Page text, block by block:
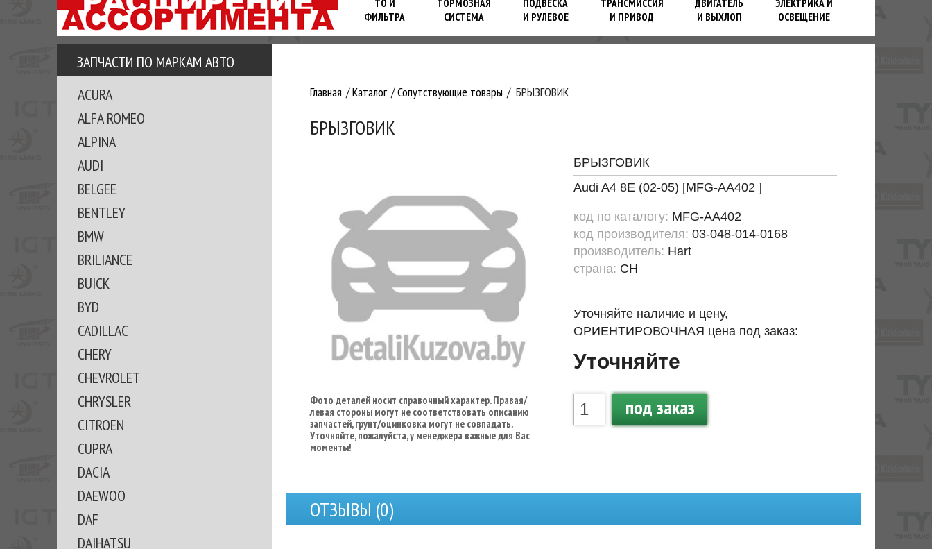
ТО И
ФИЛЬТРА
ТОРМОЗНАЯ
СИСТЕМА
ПОДВЕСКА
И РУЛЕВОЕ
ТРАНСМИССИЯ
И ПРИВОД
ДВИГАТЕЛЬ
И ВЫХЛОП
ЭЛЕКТРИКА И
ОСВЕЩЕНИЕ
ЗАПЧАСТИ ПО МАРКАМ АВТО
ACURA
ALFA ROMEO
ALPINA
AUDI
BELGEE
BENTLEY
BMW
BRILIANCE
BUICK
BYD
CADILLAC
CHERY
CHEVROLET
CHRYSLER
CITROEN
CUPRA
DACIA
DAEWOO
DAF
DAIHATSU
Главная Каталог Сопутствующие товары БРЫЗГОВИК
БРЫЗГОВИК
Фото деталей носит справочный характер. Правая/
левая стороны могут не соответствовать описанию
запчастей, грунт/оцинковка могут не совпадать.
Уточняйте, пожалуйста, у менеджера важные для Вас
моменты!
БРЫЗГОВИК
Audi A4 8E (02-05) [MFG-AA402 ]
код по каталогу: MFG-AA402
код производителя: 03-048-014-0168
производитель: Hart
страна: CH
Уточняйте наличие и цену,
ОРИЕНТИРОВОЧНАЯ цена под заказ:
Уточняйте
под заказ
ОТЗЫВЫ (0)